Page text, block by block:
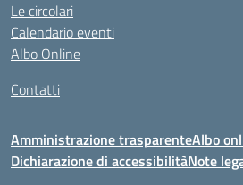
Le circolari
Calendario eventi
Albo Online
Contatti
Amministrazione trasparenteAlbo
Dichiarazione di accessibilitàNote